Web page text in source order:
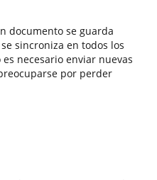
documento se guarda
sincroniza en todos los
necesario enviar nuevas
por perder